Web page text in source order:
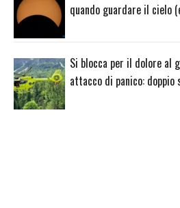
quando guardare il cielo
Si blocca per il dolore al
attacco di panico: